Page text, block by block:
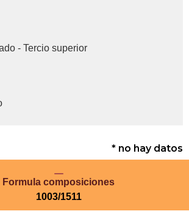
- Tercio superior
* no hay datos
Formula composiciones
1003/1511